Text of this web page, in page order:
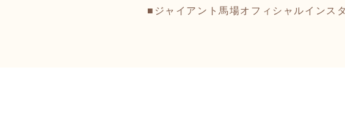
■ジャイアント馬場オフィシャルインス